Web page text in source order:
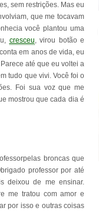
sem restrições. Mas eu
que me tocavam
você plantou uma
cresceu, virou botão e
em anos de vida, eu
até que eu voltei a
tudo que vivi. Você foi o
Foi sua voz que me
mostrou que cada dia é
broncas que
professor por até
deixou de me ensinar.
me tratou com amor e
por isso e outras coisas